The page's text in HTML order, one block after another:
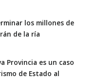
los millones de
de la ría
Provincia es un caso
de Estado al